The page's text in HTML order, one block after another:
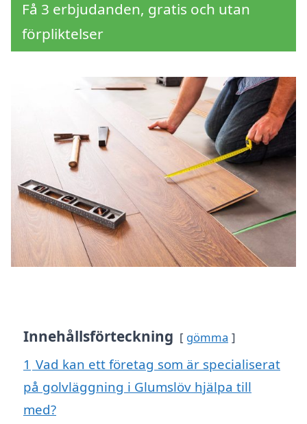
Få 3 erbjudanden, gratis och utan
förpliktelser
Innehållsförteckning gömma
1 Vad kan ett företag som är specialiserat
på golvläggning i Glumslöv hjälpa till
med?